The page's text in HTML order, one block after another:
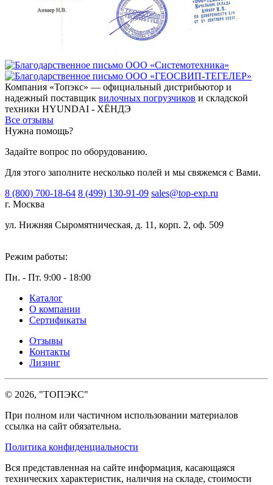
Компания «Топэкс» — официальный дистрибьютор и
надежный поставщик вилочных погрузчиков и складской
техники HYUNDAI - ХЁНДЭ
Все отзывы
Нужна помощь?
Задайте вопрос по оборудованию.
Для этого заполните несколько полей и мы свяжемся с Вами.
8 (800) 700-18-64 8 (499) 130-91-09 sales@top-exp.ru
г. Москва
ул. Нижняя Сыромятническая, д. 11, корп. 2, оф. 509
Режим работы:
Пн. - Пт. 9:00 - 18:00
Каталог
О компании
Сертификаты
Отзывы
Контакты
Лизинг
© 2026, "ТОПЭКС"
При полном или частичном использовании материалов
ссылка на сайт обязательна.
Политика конфиденциальности
Вся представленная на сайте информация, касающаяся
технических характеристик, наличия на складе, стоимости